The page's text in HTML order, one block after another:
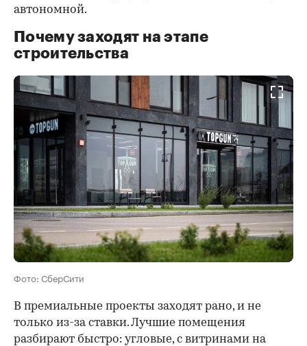
автономной.
Почему заходят на этапе
строительства
Фото: СберСити
В премиальные проекты заходят рано, и не
только из-за ставки. Лучшие помещения
разбирают быстро: угловые, с витринами на